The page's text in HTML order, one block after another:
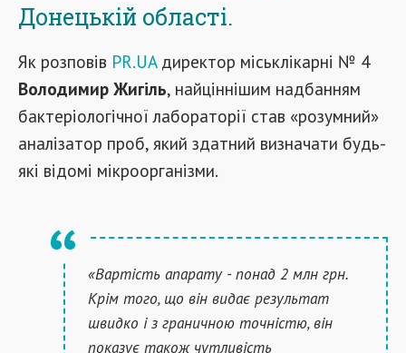
Донецькій області.
Як розповів PR.UAдиректор міськлікарні № 4
Володимир Жигіль, найціннішим надбанням
бактеріологічної лабораторії став «розумний»
аналізатор проб, який здатний визначати будь-
які відомі мікроорганізми.
«Вартість апарату - понад 2 млн грн.
Крім того, що він видає результат
швидко і з граничною точністю, він
показує також чутливість